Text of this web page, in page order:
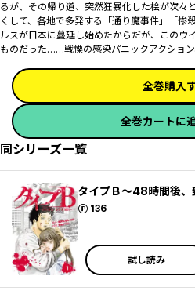
るが、その帰り道、突然狂暴化した桧が次々
くして、各地で多発する「通り魔事件」「惨
ルスが日本に蔓延し始めたからだが、このウ
ものだった……戦慄の感染パニックアクション
全巻購入
全巻カートに
同シリーズ一覧
タイプＢ～48時間後、
136
ポイント
試し読み